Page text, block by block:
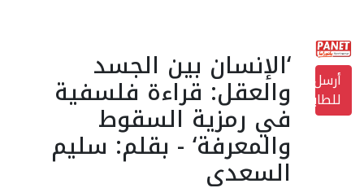
أرسل
للطابعة
‘الإنسان بين الجسد
والعقل: قراءة فلسفية
في رمزية السقوط
والمعرفة‘ - بقلم: سليم
السعدي